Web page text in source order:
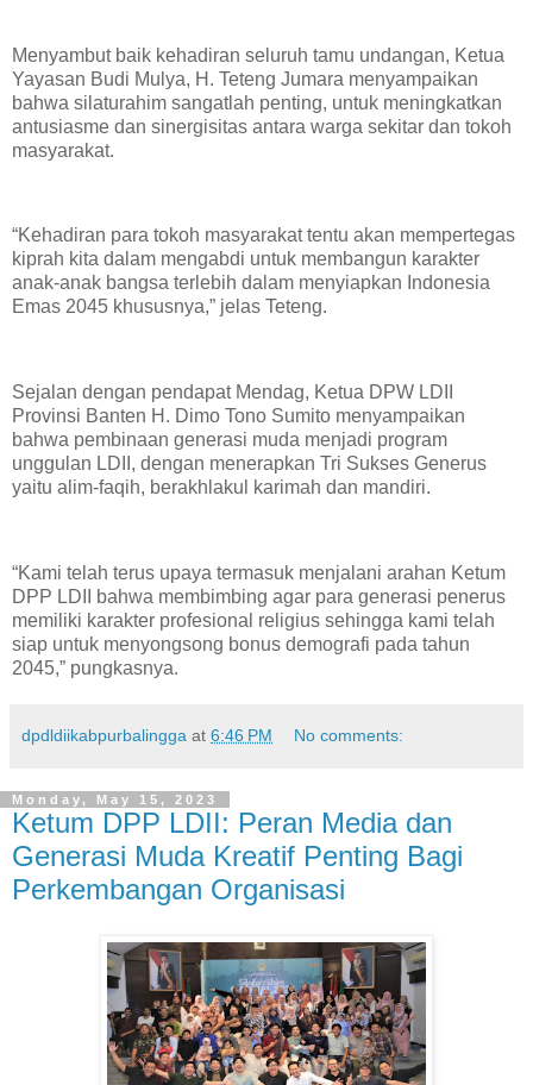
Menyambut baik kehadiran seluruh tamu undangan, Ketua
Yayasan Budi Mulya, H. Teteng Jumara menyampaikan
bahwa silaturahim sangatlah penting, untuk meningkatkan
antusiasme dan sinergisitas antara warga sekitar dan tokoh
masyarakat.
“Kehadiran para tokoh masyarakat tentu akan mempertegas
kiprah kita dalam mengabdi untuk membangun karakter
anak-anak bangsa terlebih dalam menyiapkan Indonesia
Emas 2045 khususnya,” jelas Teteng.
Sejalan dengan pendapat Mendag, Ketua DPW LDII
Provinsi Banten H. Dimo Tono Sumito menyampaikan
bahwa pembinaan generasi muda menjadi program
unggulan LDII, dengan menerapkan Tri Sukses Generus
yaitu alim-faqih, berakhlakul karimah dan mandiri.
“Kami telah terus upaya termasuk menjalani arahan Ketum
DPP LDII bahwa membimbing agar para generasi penerus
memiliki karakter profesional religius sehingga kami telah
siap untuk menyongsong bonus demografi pada tahun
2045,” pungkasnya.
dpdldiikabpurbalingga at 6:46 PM No comments:
Monday, May 15, 2023
Ketum DPP LDII: Peran Media dan
Generasi Muda Kreatif Penting Bagi
Perkembangan Organisasi